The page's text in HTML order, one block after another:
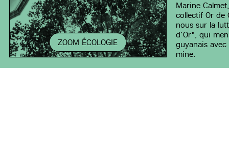
ZOOM ÉCOLOGIE
Marine
collectif Or de
nous sur la
d’Or", qui
guyanais avec
mine.